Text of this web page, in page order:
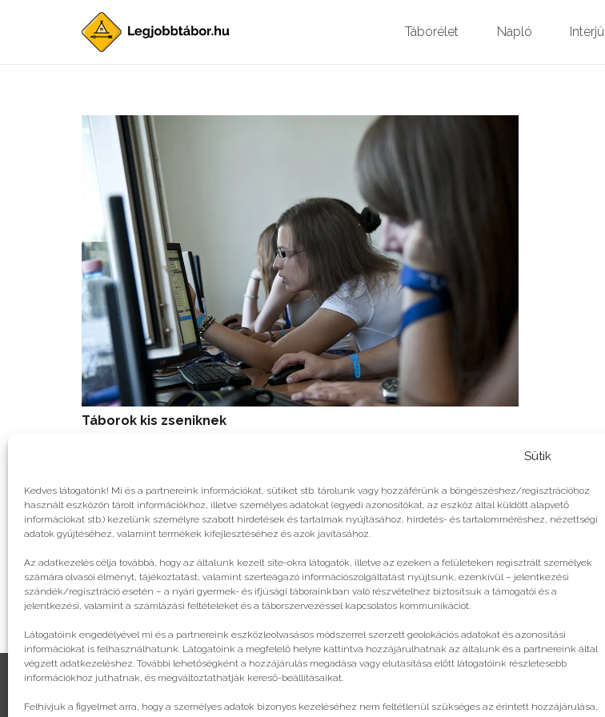
Sütik
Kedves látogatónk! Mi és a partnereink információkat, sütiket stb. tárolunk vagy hozzáférünk a böngészéshez/regisztrációhoz
használt eszközön tárolt információkhoz, illetve személyes adatokat (egyedi azonosítókat, az eszköz által küldött alapvető
információkat stb.) kezelünk személyre szabott hirdetések és tartalmak nyújtásához, hirdetés- és tartalomméréshez, nézettségi
adatok gyűjtéséhez, valamint termékek kifejlesztéséhez és azok javításához.
Az adatkezelés célja továbbá, hogy az általunk kezelt site-okra látogatók, illetve az ezeken a felületeken regisztrált személyek
számára olvasói élményt, tájékoztatást, valamint szerteágazó információszolgáltatást nyújtsunk, ezenkívül – jelentkezési
szándék/regisztráció esetén – a nyári gyermek- és ifjúsági táborainkban való részvételhez biztosítsuk a támogatói és a
jelentkezési, valamint a számlázási feltételeket és a táborszervezéssel kapcsolatos kommunikációt.
Látogatóink engedélyével mi és a partnereink eszközleolvasásos módszerrel szerzett geolokációs adatokat és azonosítási
információkat is felhasználhatunk. Látogatóink a megfelelő helyre kattintva hozzájárulhatnak az általunk és a partnereink által
végzett adatkezeléshez. További lehetőségként a hozzájárulás megadása vagy elutasítása előtt látogatóink részletesebb
információkhoz juthatnak, és megváltoztathatják kereső-beállításaikat.
Felhívjuk a figyelmet arra, hogy a személyes adatok bizonyos kezeléséhez nem feltétlenül szükséges az érintett hozzájárulása,
Táborélet Napló Interjú
Táborok kis zseniknek